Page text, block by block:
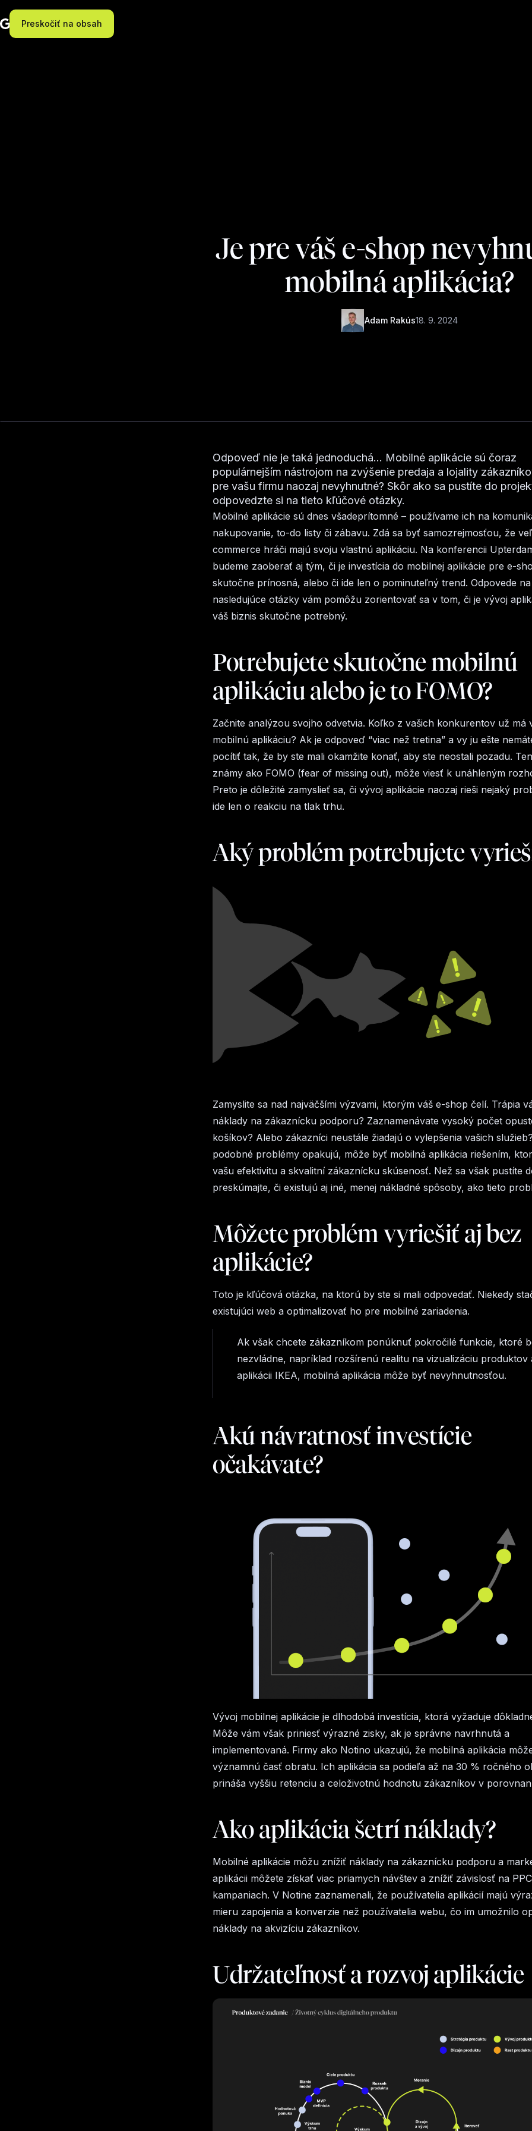
Preskočiť na obsah
Je pre váš e-shop
mobilná aplikácia?
Adam Rakús18. 9. 2024
Odpoveď nie je taká jednoduchá... Mobilné aplikácie sú čoraz
populárnejším nástrojom na zvýšenie predaja a lojality
pre vašu firmu naozaj nevyhnutné? Skôr ako sa pustíte do
odpovedzte si na tieto kľúčové otázky.
Mobilné aplikácie sú dnes všadeprítomné – používame ich na
nakupovanie, to-do listy či zábavu. Zdá sa byť samozrejmosťou, že
commerce hráči majú svoju vlastnú aplikáciu. Na konferencii
budeme zaoberať aj tým, či je investícia do mobilnej aplikácie pre e-
skutočne prínosná, alebo či ide len o pominuteľný trend. Odpovede na
nasledujúce otázky vám pomôžu zorientovať sa v tom, či je vývoj
váš biznis skutočne potrebný.
Potrebujete skutočne mobilnú
aplikáciu alebo je to FOMO?
Začnite analýzou svojho odvetvia. Koľko z vašich konkurentov už má
mobilnú aplikáciu? Ak je odpoveď “viac než tretina” a vy ju ešte
pocítiť tak, že by ste mali okamžite konať, aby ste neostali pozadu.
známy ako FOMO (fear of missing out), môže viesť k unáhleným
Preto je dôležité zamyslieť sa, či vývoj aplikácie naozaj rieši nejaký
ide len o reakciu na tlak trhu.
Aký problém potrebujete
Zamyslite sa nad najväčšími výzvami, ktorým váš e-shop čelí. Trápia
náklady na zákaznícku podporu? Zaznamenávate vysoký počet
košíkov? Alebo zákazníci neustále žiadajú o vylepšenia vašich
podobné problémy opakujú, môže byť mobilná aplikácia riešením,
vašu efektivitu a skvalitní zákaznícku skúsenosť. Než sa však pustíte
preskúmajte, či existujú aj iné, menej nákladné spôsoby, ako tieto
Môžete problém vyriešiť aj bez
aplikácie?
Toto je kľúčová otázka, na ktorú by ste si mali odpovedať. Niekedy
existujúci web a optimalizovať ho pre mobilné zariadenia.
Ak však chcete zákazníkom ponúknuť pokročilé funkcie, ktoré
nezvládne, napríklad rozšírenú realitu na vizualizáciu produktov
aplikácii IKEA, mobilná aplikácia môže byť nevyhnutnosťou.
Akú návratnosť investície
očakávate?
Vývoj mobilnej aplikácie je dlhodobá investícia, ktorá vyžaduje
Môže vám však priniesť výrazné zisky, ak je správne navrhnutá a
implementovaná. Firmy ako Notino ukazujú, že mobilná aplikácia
významnú časť obratu. Ich aplikácia sa podieľa až na 30 % ročného
prináša vyššiu retenciu a celoživotnú hodnotu zákazníkov v
Ako aplikácia šetrí náklady?
Mobilné aplikácie môžu znížiť náklady na zákaznícku podporu a
aplikácii môžete získať viac priamych návštev a znížiť závislosť na PPC
kampaniach. V Notine zaznamenali, že používatelia aplikácií majú
mieru zapojenia a konverzie než používatelia webu, čo im umožnilo
náklady na akvizíciu zákazníkov.
Udržateľnosť a rozvoj aplikácie